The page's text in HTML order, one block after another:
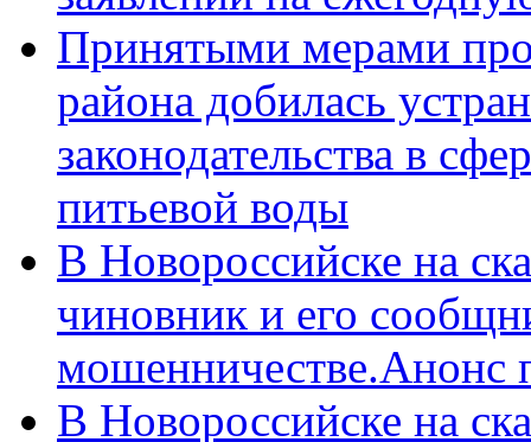
Принятыми мерами
района добилась
законодательства в
питьевой воды
В Новороссийске на
чиновник и его
мошенничестве.Анонс
В Новороссийске на